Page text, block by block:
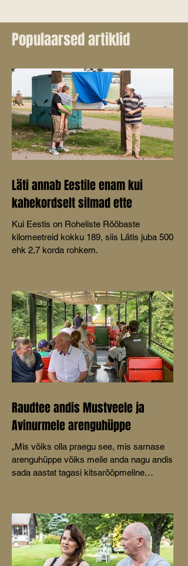
Populaarsed artiklid
Läti annab Eestile enam kui
kahekordselt silmad ette
Kui Eestis on Roheliste Rööbaste
kilomeetreid kokku 189, siis Lätis juba 500
ehk 2,7 korda rohkem.
Raudtee andis Mustveele ja
Avinurmele arenguhüppe
„Mis võiks olla praegu see, mis sarnase
arenguhüppe võiks meile anda nagu andis
sada aastat tagasi kitsarööpmeline
oma ettekandes Mustvee
kultuurikeskuses peetud konverentsil
Avinurme-Mustvee raudtee 100.